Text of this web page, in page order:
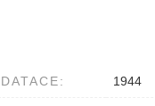
DATACE: 1944